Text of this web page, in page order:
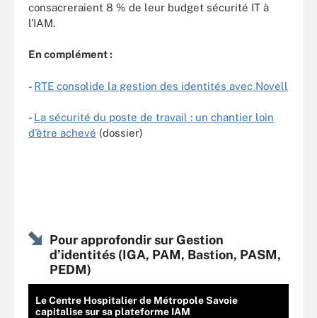
consacreraient 8 % de leur budget sécurité IT à
l’IAM.
En complément :
- RTE consolide la gestion des identités avec Novell
- La sécurité du poste de travail : un chantier loin
d’être achevé (dossier)
Pour approfondir sur Gestion
d’identités (IGA, PAM, Bastion, PASM,
PEDM)
Le Centre Hospitalier de Métropole Savoie
capitalise sur sa plateforme IAM